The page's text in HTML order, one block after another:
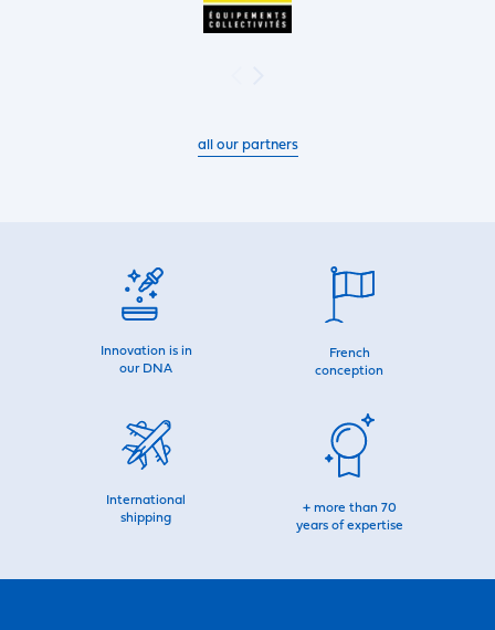
all our partners
Innovation is in
our DNA
French
conception
International
shipping
+ more than 70
years of expertise